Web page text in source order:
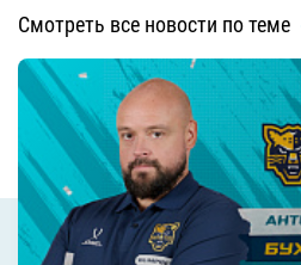
Смотреть все новости по теме